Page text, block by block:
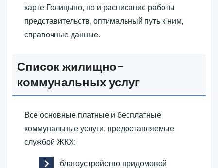
карте Голицыно, но и расписание работы
представительств, оптимальный путь к ним,
справочные данные.
Список жилищно-
коммунальных услуг
Все основные платные и бесплатные
коммунальные услуги, предоставляемые
службой ЖКХ:
благоустройство придомовой